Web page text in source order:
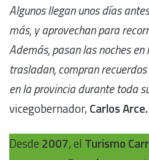
Algunos llegan unos días
más, y aprovechan para
Además, pasan las noches en
trasladan, compran
en la provincia durante toda
vicegobernador, Carlos Arce.
Desde 2007, el Turismo